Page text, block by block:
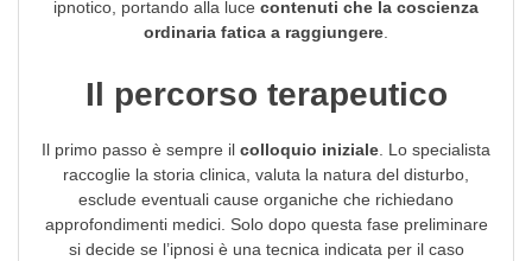
ipnotico, portando alla luce contenuti che la coscienza
ordinaria fatica a raggiungere
Il percorso terapeutico
Il primo passo è sempre il colloquio iniziale . Lo specialista
raccoglie la storia clinica, valuta la natura del disturbo,
esclude eventuali cause organiche che richiedano
approfondimenti medici. Solo dopo questa fase preliminare
si decide se l’ipnosi è una tecnica indicata per il caso